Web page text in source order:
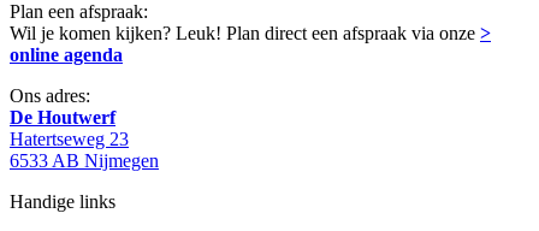
Plan een afspraak:
Wil je komen kijken? Leuk! Plan direct een afspraak via onze >
online agenda
Ons adres:
De Houtwerf
Hatertseweg 23
6533 AB Nijmegen
Handige links